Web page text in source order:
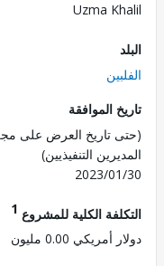
Uzma
الموافقة
تاريخ العرض على مجلس
التنفيذيين)
2023/
الكلية للمشروع1
0.00 مليون